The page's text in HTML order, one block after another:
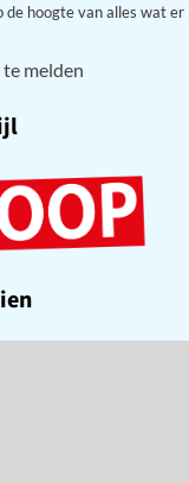
de hoogte van alles wat
melden